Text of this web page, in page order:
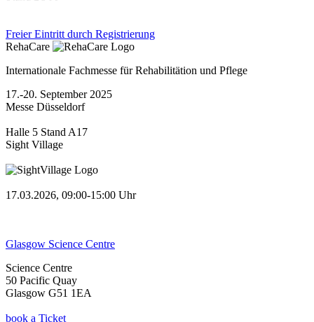
Freier Eintritt durch Registrierung
RehaCare
Internationale Fachmesse für Rehabilitätion und Pflege
17.-20. September 2025
Messe Düsseldorf
Halle 5 Stand A17
Sight Village
17.03.2026, 09:00-15:00 Uhr
Glasgow Science Centre
Science Centre
50 Pacific Quay
Glasgow G51 1EA
book a Ticket